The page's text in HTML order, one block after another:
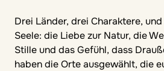
Drei Länder, drei Charaktere,
Seele: die Liebe zur Natur, die
Stille und das Gefühl, dass
haben die Orte ausgewählt, die